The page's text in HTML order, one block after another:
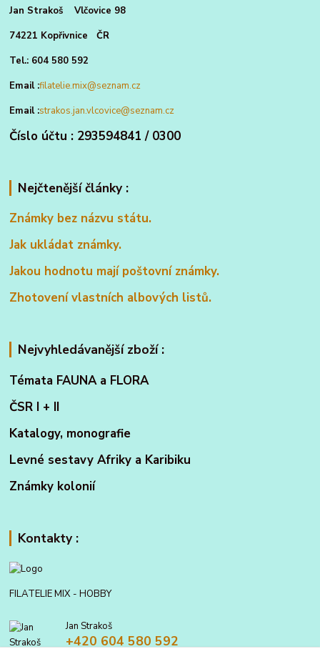
Jan Strakoš Vlčovice 98
74221 Kopřivnice ČR
Tel.: 604 580 592
Email :filatelie.mix@seznam.cz
Email :strakos.jan.vlcovice@seznam.cz
Číslo účtu : 293594841 / 0300
Nejčtenější články :
Známky bez názvu státu.
Jak ukládat známky.
Jakou hodnotu mají poštovní známky.
Zhotovení vlastních albových listů.
Nejvyhledávanější zboží :
Témata FAUNA a FLORA
ČSR I + II
Katalogy, monografie
Levné sestavy Afriky a Karibiku
Známky kolonií
Kontakty :
FILATELIE MIX - HOBBY
Jan Strakoš
+420 604 580 592